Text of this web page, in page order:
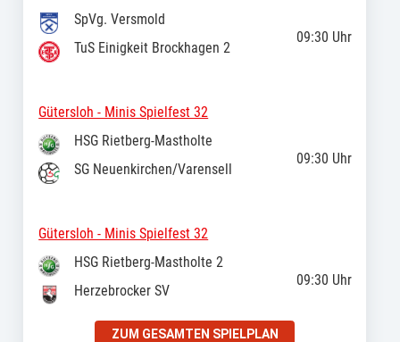
SpVg. Versmold
TuS Einigkeit Brockhagen 2
09:30 Uhr
Gütersloh - Minis Spielfest 32
HSG Rietberg-Mastholte
SG Neuenkirchen/Varensell
09:30 Uhr
Gütersloh - Minis Spielfest 32
HSG Rietberg-Mastholte 2
Herzebrocker SV
09:30 Uhr
ZUM GESAMTEN SPIELPLAN